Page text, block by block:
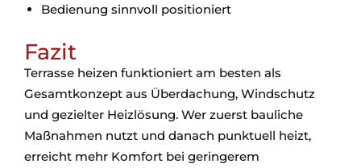
Bedienung sinnvoll positioniert
Fazit
Terrasse heizen funktioniert am besten als
Gesamtkonzept aus Überdachung, Windschutz
und gezielter Heizlösung. Wer zuerst bauliche
Maßnahmen nutzt und danach punktuell heizt,
erreicht mehr Komfort bei geringerem